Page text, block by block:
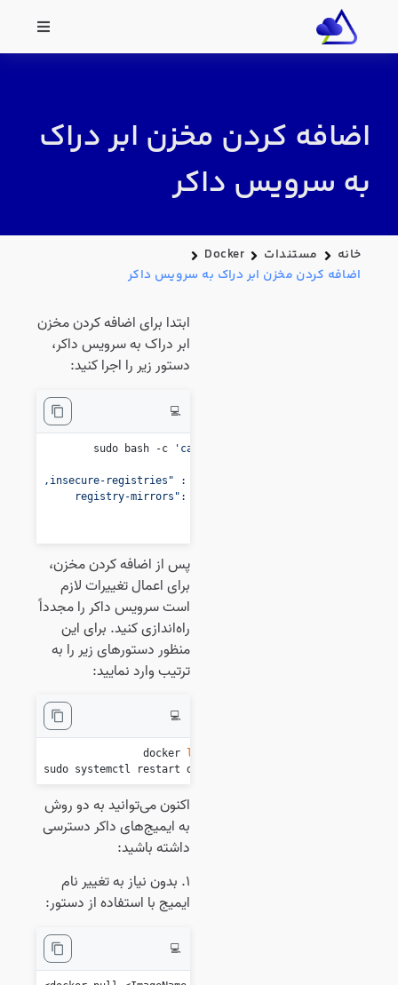
اضافه کردن مخزن ابر دراک
به سرویس داکر
خانه مستندات
Docker
اضافه کردن مخزن ابر دراک به سرویس داکر
ابتدا برای اضافه کردن مخزن
ابر دراک به سرویس داکر،
دستور زیر را اجرا کنید:
💻
sudo bash -c
پس از اضافه کردن مخزن،
برای اعمال تغییرات لازم
است سرویس داکر را مجدداً
راه‌اندازی کنید. برای این
منظور دستورهای زیر را به
ترتیب وارد نمایید:
💻
docker
logout
sudo systemctl restart docker
اکنون می‌توانید به دو روش
به ایمیج‌های داکر دسترسی
داشته باشید:
۱. بدون نیاز به تغییر نام
ایمیج با استفاده از دستور:
💻